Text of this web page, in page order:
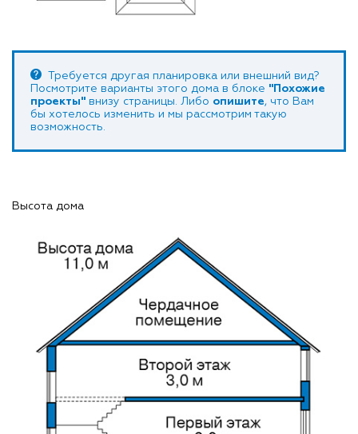
Требуется другая планировка или внешний вид?
Посмотрите варианты этого дома в блоке "Похожие
проекты" внизу страницы. Либо опишите, что Вам
бы хотелось изменить и мы рассмотрим такую
возможность.
Высота дома